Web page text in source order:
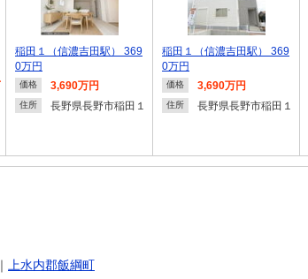
稲田１（信濃吉田駅） 369
0万円
価格 3,690万円
住所 長野県長野市稲田１
稲田１（信濃吉田駅） 369
0万円
価格 3,690万円
住所 長野県長野市稲田１
｜ 上水内郡飯綱町